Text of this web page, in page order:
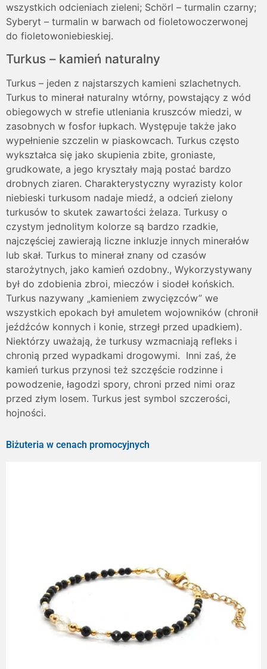
wszystkich odcieniach zieleni; Schörl – turmalin czarny;
Syberyt – turmalin w barwach od fioletowoczerwonej
do fioletowoniebieskiej.
Turkus – kamień naturalny
Turkus – jeden z najstarszych kamieni szlachetnych.
Turkus to minerał naturalny wtórny, powstający z wód
obiegowych w strefie utleniania kruszców miedzi, w
zasobnych w fosfor łupkach. Występuje także jako
wypełnienie szczelin w piaskowcach. Turkus często
wykształca się jako skupienia zbite, groniaste,
grudkowate, a jego kryształy mają postać bardzo
drobnych ziaren. Charakterystyczny wyrazisty kolor
niebieski turkusom nadaje miedź, a odcień zielony
turkusów to skutek zawartości żelaza. Turkusy o
czystym jednolitym kolorze są bardzo rzadkie,
najczęściej zawierają liczne inkluzje innych minerałów
lub skał. Turkus to minerał znany od czasów
starożytnych, jako kamień ozdobny., Wykorzystywany
był do zdobienia zbroi, mieczów i siodeł końskich.
Turkus nazywany „kamieniem zwycięzców” we
wszystkich epokach był amuletem wojowników (chronił
jeźdźców konnych i konie, strzegł przed upadkiem).
Niektórzy uważają, że turkusy wzmacniają refleks i
chronią przed wypadkami drogowymi. Inni zaś, że
kamień turkus przynosi też szczęście rodzinne i
powodzenie, łagodzi spory, chroni przed nimi oraz
przed złym losem. Turkus jest symbol szczerości,
hojności.
Biżuteria w cenach promocyjnych